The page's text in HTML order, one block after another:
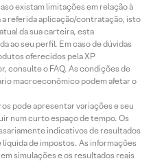
existam limitações em relação à
referida aplicação/contratação, isto
da sua carteira, esta
ao seu perfil. Em caso de dúvidas
oferecidos pela XP
consulte o FAQ. As condições de
macroeconômico podem afetar o
pode apresentar variações e seu
num curto espaço de tempo. Os
indicativos de resultados
de impostos. As informações
simulações e os resultados reais